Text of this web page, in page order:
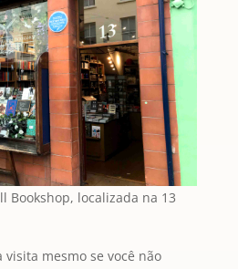
Bookshop, localizada na 13
mesmo se você não